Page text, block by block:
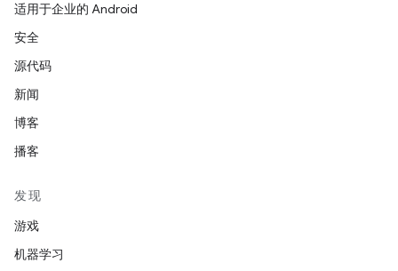
适用于企业的 Android
安全
源代码
新闻
博客
播客
发现
游戏
机器学习